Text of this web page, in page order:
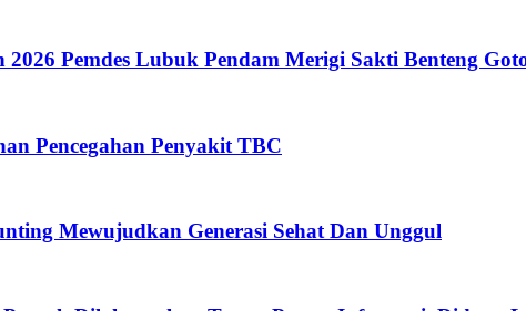
Pemdes Lubuk Pendam Merigi Sakti Benteng
Pencegahan Penyakit TBC
Mewujudkan Generasi Sehat Dan Unggul